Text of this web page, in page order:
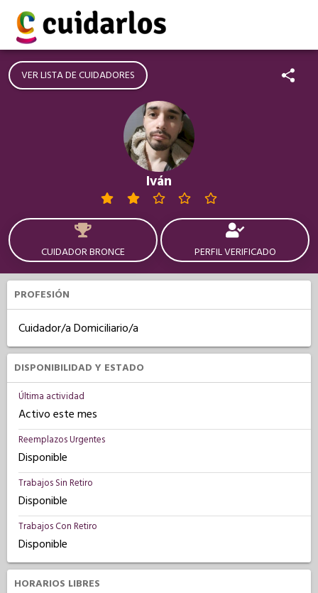
VER LISTA DE CUIDADORES
Iván
CUIDADOR BRONCE PERFIL VERIFICADO
PROFESIÓN
Cuidador/a Domiciliario/a
DISPONIBILIDAD Y ESTADO
Última actividad
Activo este mes
Reemplazos Urgentes
Disponible
Trabajos Sin Retiro
Disponible
Trabajos Con Retiro
Disponible
HORARIOS LIBRES